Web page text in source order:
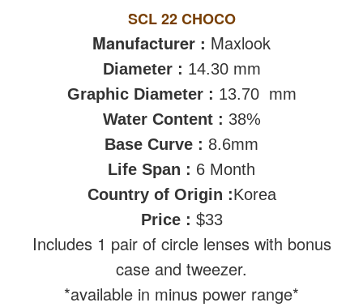
SCL 22 CHOCO
Manufacturer : Maxlook
Diameter : 14.30 mm
Graphic Diameter : 13.70 mm
Water Content : 38%
Base Curve : 8.6mm
Life Span : 6 Month
Country of Origin :Korea
Price : $33
Includes 1 pair of circle lenses with bonus
case and tweezer.
*available in minus power range*